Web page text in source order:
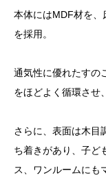
本体にはMDF材を、
を採用。
通気性に優れたすの
をほどよく循環させ
さらに、表面は木目
ち着きがあり、子ど
ス、ワンルームにも